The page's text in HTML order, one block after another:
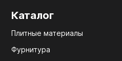
Каталог
Плитные материалы
Фурнитура